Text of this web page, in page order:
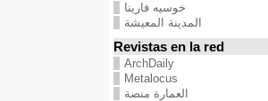
خوسيه فارينا
المدينة المعيشة
Revistas en la red
ArchDaily
Metalocus
العمارة منصة